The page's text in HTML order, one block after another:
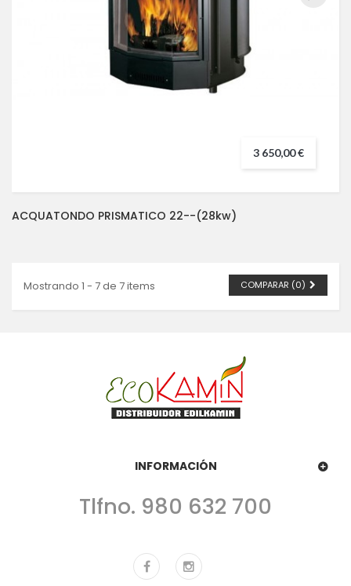
3 650,00 €
ACQUATONDO PRISMATICO 22--(28kw)
COMPARAR (0)
Mostrando 1 - 7 de 7 items
INFORMACIÓN
Tlfno. 980 632 700